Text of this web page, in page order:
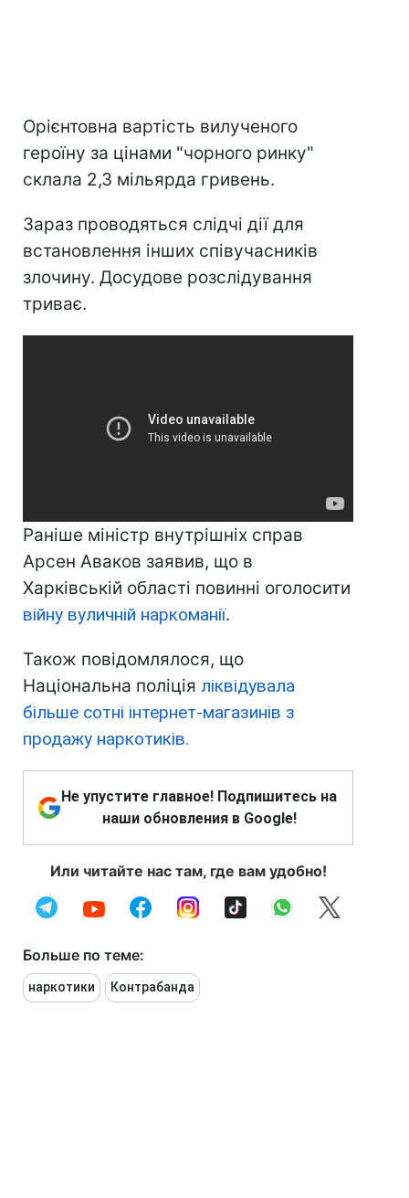
Орієнтовна вартість вилученого
героїну за цінами "чорного ринку"
склала 2,3 мільярда гривень.
Зараз проводяться слідчі дії для
встановлення інших співучасників
злочину. Досудове розслідування
триває.
Раніше міністр внутрішніх справ
Арсен Аваков заявив, що в
Харківській області повинні оголосити
війну вуличній наркоманії.
Також повідомлялося, що
Національна поліція ліквідувала
більше сотні інтернет-магазинів з
продажу наркотиків.
Не упустите главное! Подпишитесь на
наши обновления в Google!
Или читайте нас там, где вам удобно!
Больше по теме:
наркотики Контрабанда